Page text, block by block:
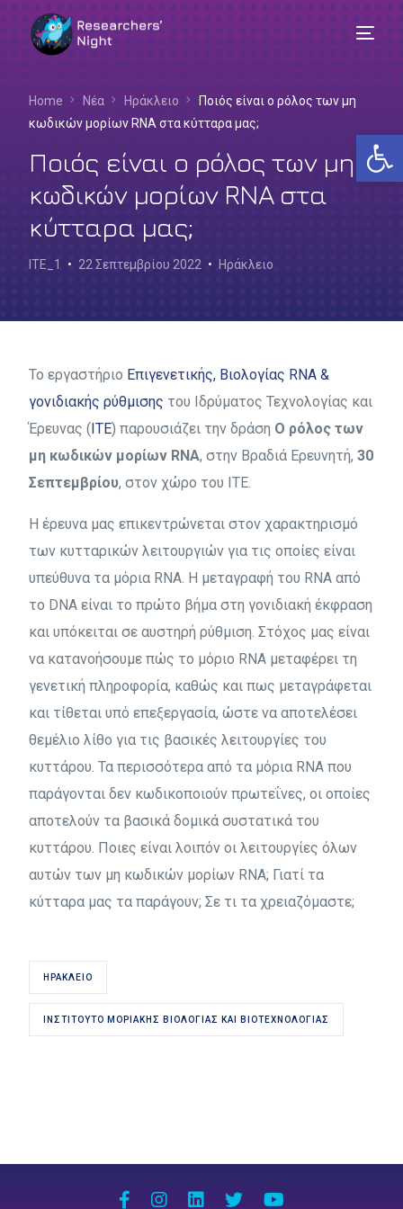
Home Νέα Ηράκλειο
Ποιός είναι ο ρόλος των μη
κωδικών μορίων RNA στα κύτταρα μας;
Ποιός είναι ο ρόλος των μη
κωδικών μορίων RNA στα
κύτταρα μας;
ITE_1 22 Σεπτεμβρίου 2022 Ηράκλειο
Το εργαστήριο Επιγενετικής, Βιολογίας RNA &
γονιδιακής ρύθμισης του Ιδρύματος Τεχνολογίας και
Έρευνας (ITE) παρουσιάζει την δράση Ο ρόλος των
μη κωδικών μορίων RNA, στην Βραδιά Ερευνητή,30
Σεπτεμβρίου, στον χώρο του ΙΤΕ.
Η έρευνα μας επικεντρώνεται στον χαρακτηρισμό
των κυτταρικών λειτουργιών για τις οποίες είναι
υπεύθυνα τα μόρια RNA. Η μεταγραφή του RNA από
το DNA είναι το πρώτο βήμα στη γονιδιακή έκφραση
και υπόκειται σε αυστηρή ρύθμιση. Στόχος μας είναι
να κατανοήσουμε πώς το μόριο RNA μεταφέρει τη
γενετική πληροφορία, καθώς και πως μεταγράφεται
και τίθεται υπό επεξεργασία, ώστε να αποτελέσει
θεμέλιο λίθο για τις βασικές λειτουργίες του
κυττάρου. Τα περισσότερα από τα μόρια RNA που
παράγονται δεν κωδικοποιούν πρωτεΐνες, οι οποίες
αποτελούν τα βασικά δομικά συστατικά του
κυττάρου. Ποιες είναι λοιπόν οι λειτουργίες όλων
αυτών των μη κωδικών μορίων RNA; Γιατί τα
κύτταρα μας τα παράγουν; Σε τι τα χρειαζόμαστε;
ΗΡΆΚΛΕΙΟ
ΙΝΣΤΙΤΟΎΤΟ ΜΟΡΙΑΚΉΣ ΒΙΟΛΟΓΊΑΣ ΚΑΙ ΒΙΟΤΕΧΝΟΛΟΓΊΑΣ
Ελληνικά